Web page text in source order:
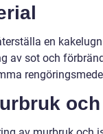
en
av sot och